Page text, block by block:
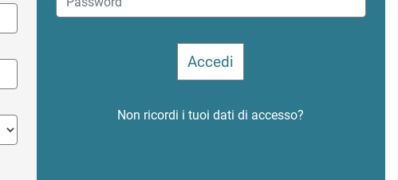
Non ricordi i tuoi dati di accesso?